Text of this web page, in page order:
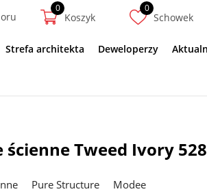
Koszyk Schowek
Strefa architekta Deweloperzy
ścienne Tweed Ivory
Pure Structure Modee